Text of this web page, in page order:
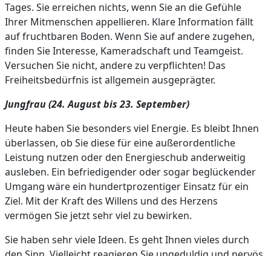
Tages. Sie erreichen nichts, wenn Sie an die Gefühle
Ihrer Mitmenschen appellieren. Klare Information fällt
auf fruchtbaren Boden. Wenn Sie auf andere zugehen,
finden Sie Interesse, Kameradschaft und Teamgeist.
Versuchen Sie nicht, andere zu verpflichten! Das
Freiheitsbedürfnis ist allgemein ausgeprägter.
Jungfrau (24. August bis 23. September)
Heute haben Sie besonders viel Energie. Es bleibt Ihnen
überlassen, ob Sie diese für eine außerordentliche
Leistung nutzen oder den Energieschub anderweitig
ausleben. Ein befriedigender oder sogar beglückender
Umgang wäre ein hundertprozentiger Einsatz für ein
Ziel. Mit der Kraft des Willens und des Herzens
vermögen Sie jetzt sehr viel zu bewirken.
Sie haben sehr viele Ideen. Es geht Ihnen vieles durch